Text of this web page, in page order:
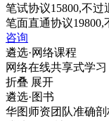
笔试协议15800,不过
笔面直通协议19800,
咨询
遴选·网络课程
网络在线共享式学
折叠 展开
遴选·图书
华图师资团队准确